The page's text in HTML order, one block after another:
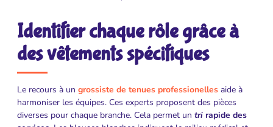
Identifier chaque rôle grâce à
des vêtements spécifiques
Le recours à un grossiste de tenues professionelles aide à
harmoniser les équipes. Ces experts proposent des pièces
diverses pour chaque branche. Cela permet un tri rapide des